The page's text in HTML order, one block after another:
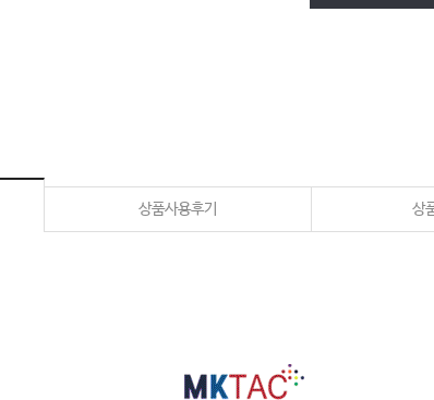
상품사용후기 상